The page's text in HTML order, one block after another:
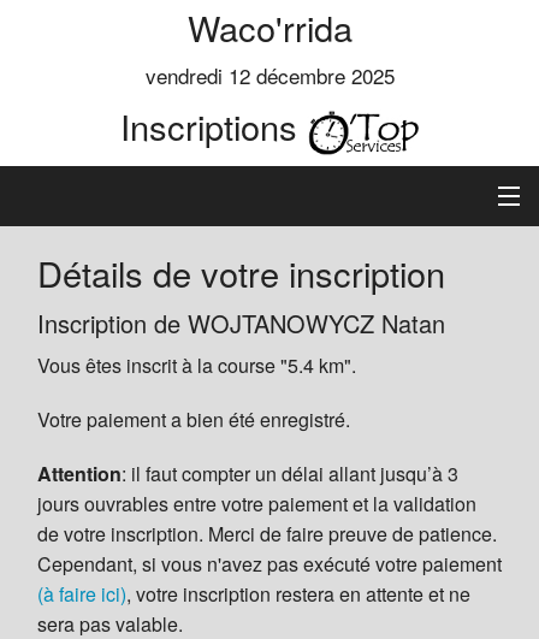
Waco'rrida
vendredi 12 décembre 2025
Inscriptions
Accueil
Informations
Règlement
Inscription
Classements
Aide
Détails de votre inscription
Inscription de WOJTANOWYCZ Natan
Vous êtes inscrit à la course "5.4 km".
Votre paiement a bien été enregistré.
Attention: il faut compter un délai allant jusqu’à 3
jours ouvrables entre votre paiement et la validation
de votre inscription. Merci de faire preuve de patience.
Cependant, si vous n'avez pas exécuté votre paiement
(à faire ici), votre inscription restera en attente et ne
sera pas valable.